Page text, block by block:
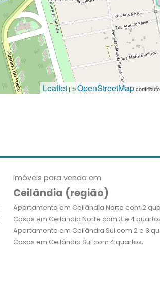
Leaflet | ©OpenStreetMap
Imóveis para venda em
Ceilândia (região)
Apartamento em Ceilândia Norte com 2
Casas em Ceilândia Norte com 3 e 4
Apartamento em Ceilândia Sul com 2 e 3
Casas em Ceilândia Sul com 4 quartos;